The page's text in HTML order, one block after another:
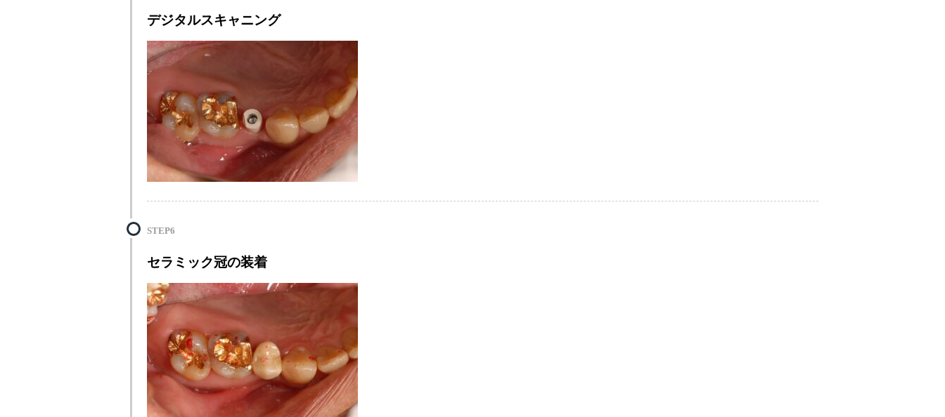
デジタルスキャニング
STEP6
セラミック冠の装着